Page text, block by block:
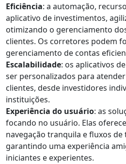
Eficiência: a automação,
aplicativo de investimentos,
otimizando o gerenciamento
clientes. Os corretores podem
gerenciamento de contas
Escalabilidade: os aplicativos
ser personalizados para
clientes, desde investidores
instituições.
Experiência do usuário: as
focando no usuário. Elas
navegação tranquila e fluxos
garantindo uma experiência
iniciantes e experientes.